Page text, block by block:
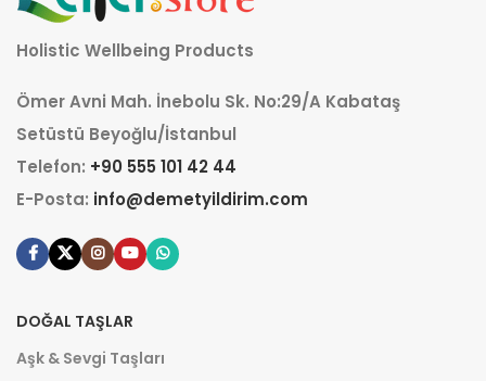
Holistic Wellbeing Products
Ömer Avni Mah. İnebolu Sk. No:29/A Kabataş
Setüstü Beyoğlu/İstanbul
Telefon: +90 555 101 42 44
E-Posta: info@demetyildirim.com
DOĞAL TAŞLAR
Aşk & Sevgi Taşları